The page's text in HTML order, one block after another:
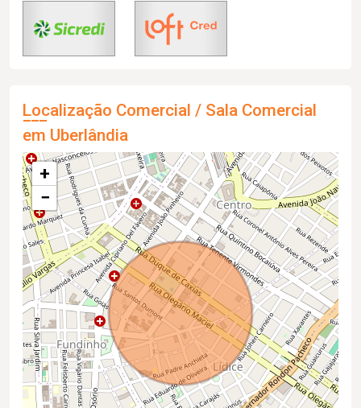
Localização Comercial / Sala Comercial
em Uberlândia
+
−